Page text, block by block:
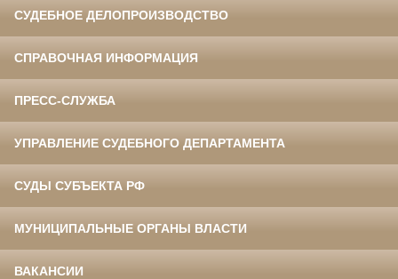
СУДЕБНОЕ ДЕЛОПРОИЗВОДСТВО
СПРАВОЧНАЯ ИНФОРМАЦИЯ
ПРЕСС-СЛУЖБА
УПРАВЛЕНИЕ СУДЕБНОГО ДЕПАРТАМЕНТА
СУДЫ СУБЪЕКТА РФ
МУНИЦИПАЛЬНЫЕ ОРГАНЫ ВЛАСТИ
ВАКАНСИИ